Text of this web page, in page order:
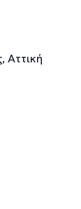
Αττική